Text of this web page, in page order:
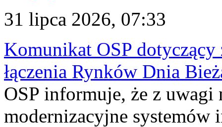
31 lipca 2026, 07:33
Komunikat OSP dotyczący
łączenia Rynków Dnia
OSP informuje, że z uwagi
modernizacyjne